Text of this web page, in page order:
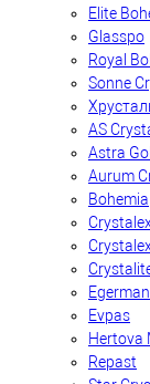
Elite
Glasspo
Royal
Sonne
AS
Astra
Aurum
Bohemia
Evpas
Hertova
Repast